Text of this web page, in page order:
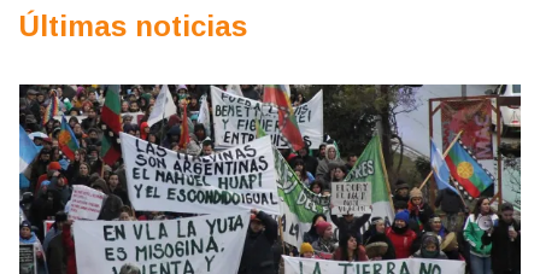
Últimas noticias